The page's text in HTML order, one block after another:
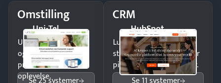
Omstilling
Uni-Tel
Undgå tabte opkald
og giv kunderne en
professionel
oplevelse.
CRM
HubSpot
Luk flere salg med et
struktureret overblik over
pipeline og opfølgninger.